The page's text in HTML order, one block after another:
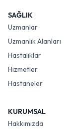
SAĞLIK
Uzmanlar
Uzmanlık Alanları
Hastalıklar
Hizmetler
Hastaneler
KURUMSAL
Hakkımızda